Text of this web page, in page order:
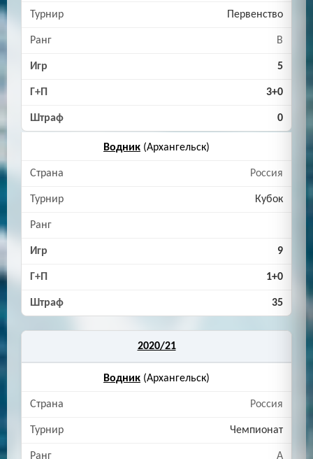
Первенство
B
5
3+0
0
Водник (Архангельск)
Россия
Кубок
9
1+0
35
2020/21
Водник (Архангельск)
Россия
Чемпионат
A